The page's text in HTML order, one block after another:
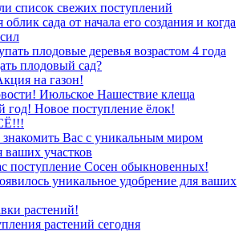
список свежих поступлений
облик сада от начала его создания и когда
плодовые деревья возрастом 4 года
плодовый сад?
на газон!
Июльское Нашествие клеща
Новое поступление ёлок!
Вас с уникальным миром
ваших участков
поступление Сосен обыкновенных!
уникальное удобрение для ваших
растений!
растений сегодня